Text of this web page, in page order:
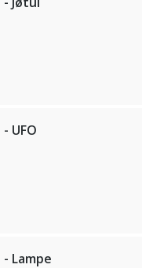
UFO
Lampe